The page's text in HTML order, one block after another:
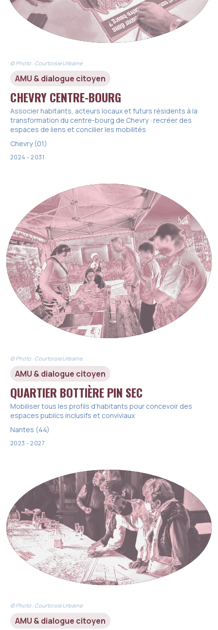
© Photo : Courtoisie Urbaine
AMU & dialogue citoyen
CHEVRY CENTRE-BOURG
Associer habitants, acteurs locaux et futurs résidents à la
transformation du centre-bourg de Chevry : recréer des
espaces de liens et concilier les mobilités
Chevry (01)
2024 - 2031
© Photo : Courtoisie Urbaine
AMU & dialogue citoyen
QUARTIER BOTTIÈRE PIN SEC
Mobiliser tous les profils d’habitants pour concevoir des
espaces publics inclusifs et conviviaux
Nantes (44)
2023 - 2027
© Photo : Courtoisie Urbaine
AMU & dialogue citoyen